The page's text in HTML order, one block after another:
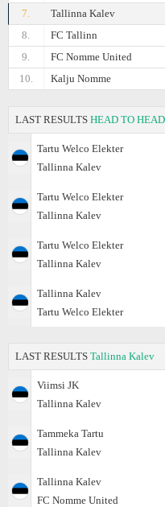
7.
Tallinna Kalev
8.
FC Tallinn
9.
FC Nomme United
10.
Kalju Nomme
LAST RESULTS HEAD TO HEAD
Tartu Welco Elekter
Tallinna Kalev
Tartu Welco Elekter
Tallinna Kalev
Tartu Welco Elekter
Tallinna Kalev
Tallinna Kalev
Tartu Welco Elekter
LAST RESULTS Tallinna Kalev
Viimsi JK
Tallinna Kalev
Tammeka Tartu
Tallinna Kalev
Tallinna Kalev
FC Nomme United